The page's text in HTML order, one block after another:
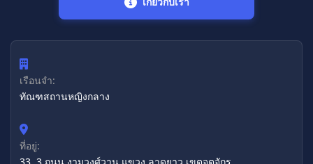
เรือนจำ:
ทัณฑสถานหญิงกลาง
ที่อยู่: